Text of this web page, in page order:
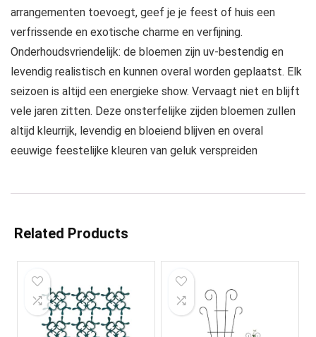
arrangementen toevoegt, geef je je feest of huis een
verfrissende en exotische charme en verfijning.
Onderhoudsvriendelijk: de bloemen zijn uv-bestendig en
levendig realistisch en kunnen overal worden geplaatst. Elk
seizoen is altijd een energieke show. Vervaagt niet en blijft
vele jaren zitten. Deze onsterfelijke zijden bloemen zullen
altijd kleurrijk, levendig en bloeiend blijven en overal
eeuwige feestelijke kleuren van geluk verspreiden
Related Products